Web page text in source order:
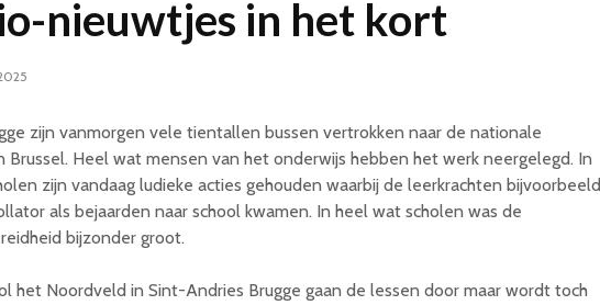
nieuwtjes in het kort
zijn vanmorgen vele tientallen bussen vertrokken naar de nationale
Brussel. Heel wat mensen van het onderwijs hebben het werk neergelegd. In
zijn vandaag ludieke acties gehouden waarbij de leerkrachten bijvoorbeeld
als bejaarden naar school kwamen. In heel wat scholen was de
bijzonder groot.
het Noordveld in Sint-Andries Brugge gaan de lessen door maar wordt toch